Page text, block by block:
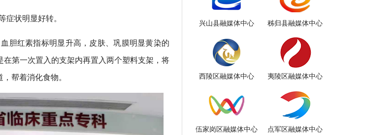
状明显好转。
胆红素指标明显升高，皮肤、巩膜明显黄染的
第一次置入的支架内再置入两个塑料支架，将
帮着消化食物。
兴山县融媒体中心 秭归县融媒体中心
西陵区融媒体中心 夷陵区融媒体中心
伍家岗区融媒体中心 点军区融媒体中心